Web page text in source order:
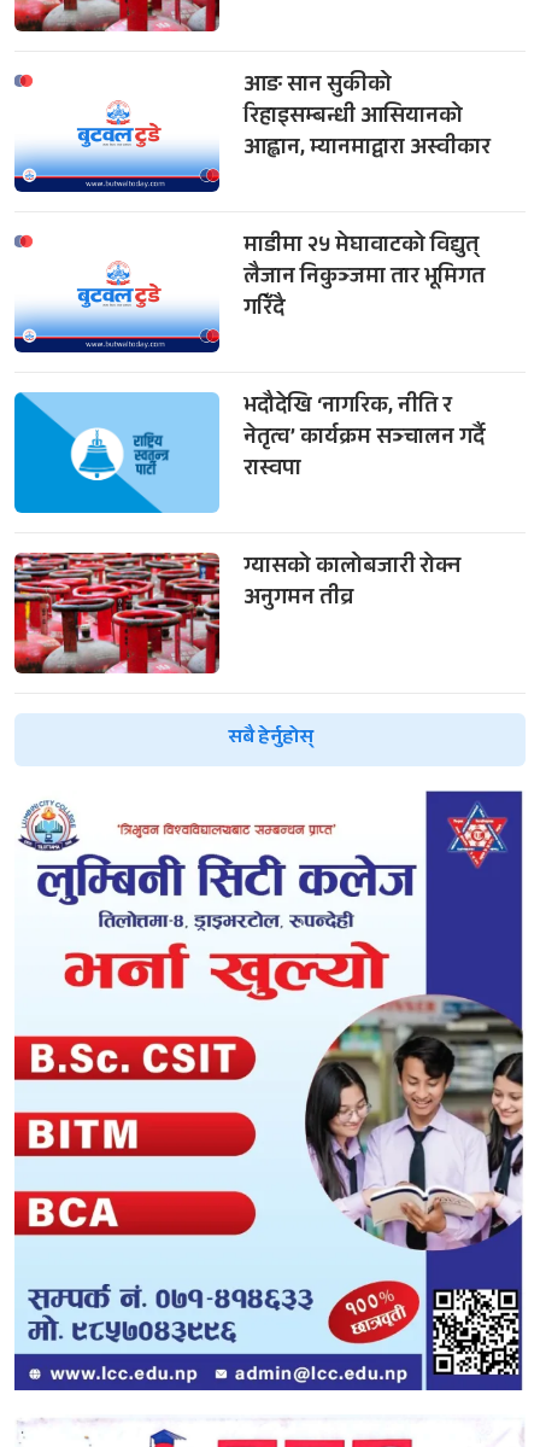
आङ सान सुकीको
रिहाइसम्बन्धी आसियानको
आह्वान, म्यानमाद्वारा अस्वीकार
माडीमा २५ मेघावाटको विद्युत्
लैजान निकुञ्जमा तार भूमिगत
गरिँदै
भदौदेखि ‘नागरिक, नीति र
नेतृत्व’ कार्यक्रम सञ्चालन गर्दै
रास्वपा
ग्यासको कालोबजारी रोक्न
अनुगमन तीव्र
सबै हेर्नुहोस्